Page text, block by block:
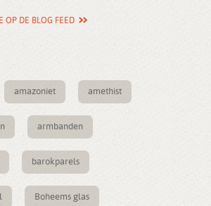
OP DE BLOG FEED
amazoniet amethist
armbanden
barokparels
Boheems glas